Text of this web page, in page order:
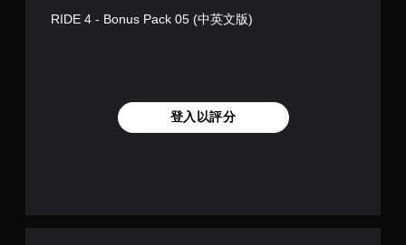
RIDE 4 - Bonus Pack 05 (中英文版)
登入以評分